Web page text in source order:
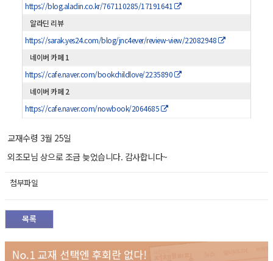
https://blog.aladin.co.kr/767110285/17191641
알라딘 리뷰
https://sarak.yes24.com/blog/jnc4ever/review-view/22082948
네이버 카페 1
https://cafe.naver.com/bookchildlove/2235890
네이버 카페 2
https://cafe.naver.com/nowbook/2064685
교재수령 3월 25일
외조모님 상으로 조금 늦었습니다. 감사합니다~
첨부파일
목록